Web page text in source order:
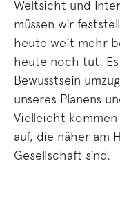
Weltsicht und
müssen wir
heute weit mehr
heute noch tut.
Bewusstsein
unseres Planens
Vielleicht
auf, die näher am
Gesellschaft sind.